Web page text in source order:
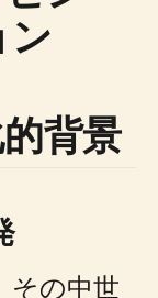
ン
背景
その中世